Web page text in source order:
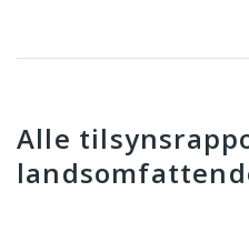
Alle